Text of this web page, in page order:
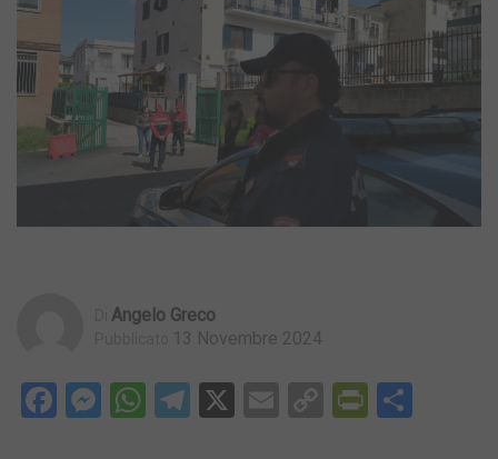
Angelo Greco
13 Novembre 2024
Facebook
Messenger
WhatsApp
Telegram
X EmailCopy